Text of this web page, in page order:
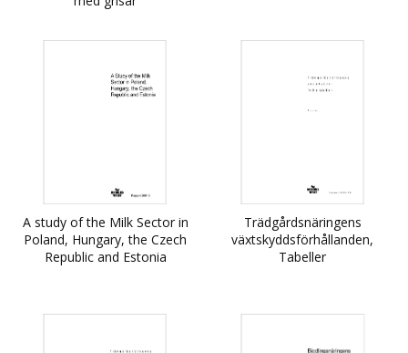
A study of the Milk Sector in
Poland, Hungary, the Czech
Republic and Estonia
Trädgårdsnäringens
växtskyddsförhållanden,
Tabeller